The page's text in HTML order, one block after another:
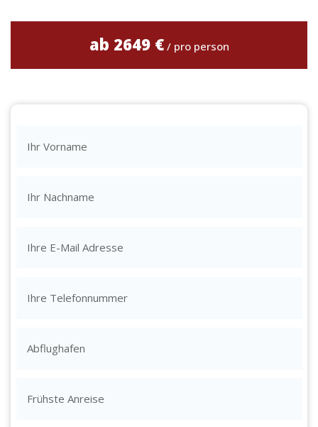
ab 2649 €/ pro person